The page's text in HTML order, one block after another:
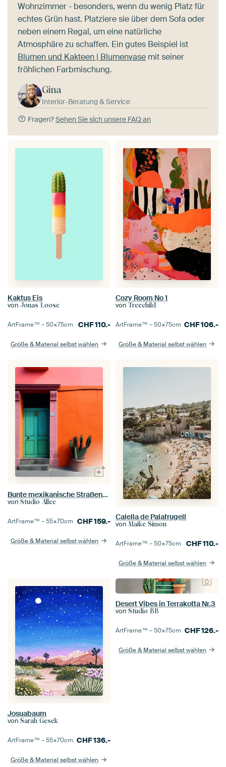
Wohnzimmer - besonders, wenn du wenig Platz für
echtes Grün hast. Platziere sie über dem Sofa oder
neben einem Regal, um eine natürliche
Atmosphäre zu schaffen. Ein gutes Beispiel ist
Blumen und Kakteen | Blumenvase mit seiner
fröhlichen Farbmischung.
Gina
Interior-Beratung & Service
Fragen?Sehen Sie sich unsere FAQ an
Kaktus Eis
von Jonas Loose
ArtFrame™ –50×75cm CHF110.-
Größe & Material selbst wählen
Cozy Room No 1
von Treechild
ArtFrame™ –50×75cm CHF106.-
Größe & Material selbst wählen
Bunte mexikanische Straßenszene
von Studio Allee
ArtFrame™ –55×70cm CHF159.-
Größe & Material selbst wählen
Calella de Palafrugell
von Maike Simon
ArtFrame™ –50×75cm CHF110.-
Größe & Material selbst wählen
Josuabaum
von Sarah Gesek
ArtFrame™ –55×70cm CHF136.-
Größe & Material selbst wählen
Desert Vibes in Terrakotta Nr.3
von Studio BB
ArtFrame™ –50×75cm CHF126.-
Größe & Material selbst wählen